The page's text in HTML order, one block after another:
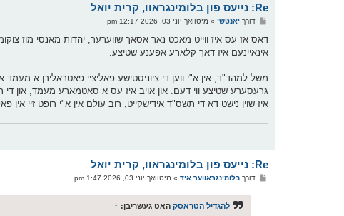
Re: נייעס פון בלומינגראוו, קרית יואל
פ
ו
ט
דורך יאנטשי» מיטוואך יוני 03, 2026 12:17 pm
אינאיינעם איז דאך קלארע אפענע שטיצע.
גרעסערע שטיצע ווי דעם. און אויב איז עס א סאטמארע מעמד, און די
איז שוין נישט דא די תשס"ד אידישקייט, רוב עולם אין א"י רופט זיי אין
Re: נייעס פון בלומינגראוו, קרית יואל
פדורך בלומינגראווער איד» מיטוואך יוני 03, 2026 1:47 pm
להגדיל הטראסק האט געשריבן: ↑